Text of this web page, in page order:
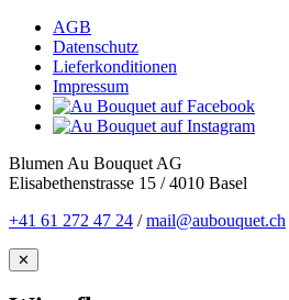
AGB
Datenschutz
Lieferkonditionen
Impressum
Blumen Au Bouquet AG
Elisabethenstrasse 15 / 4010 Basel
+41 61 272 47 24 /mail@aubouquet.ch
✕